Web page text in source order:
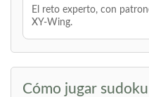
El reto experto, con
XY-Wing.
Cómo jugar sudoku